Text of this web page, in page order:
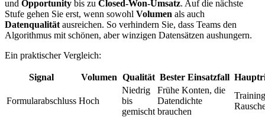
und Opportunity bis zu Closed-Won-Umsatz. Auf die nächste
Stufe gehen Sie erst, wenn sowohl Volumen als auch
Datenqualität ausreichen. So verhindern Sie, dass Teams den
Algorithmus mit schönen, aber winzigen Datensätzen aushungern.
Ein praktischer Vergleich:
Signal Volumen Qualität Bester Einsatzfall
Formularabschluss Hoch
Niedrig
bis
gemischt
Frühe Konten, die
Datendichte
brauchen